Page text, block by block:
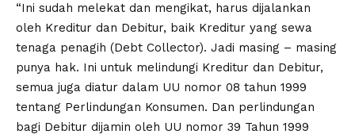
“Ini sudah melekat dan mengikat, harus dijalankan
oleh Kreditur dan Debitur, baik Kreditur yang sewa
tenaga penagih (Debt Collector). Jadi masing – masing
punya hak. Ini untuk melindungi Kreditur dan Debitur,
semua juga diatur dalam UU nomor 08 tahun 1999
tentang Perlindungan Konsumen. Dan perlindungan
bagi Debitur dijamin oleh UU nomor 39 Tahun 1999